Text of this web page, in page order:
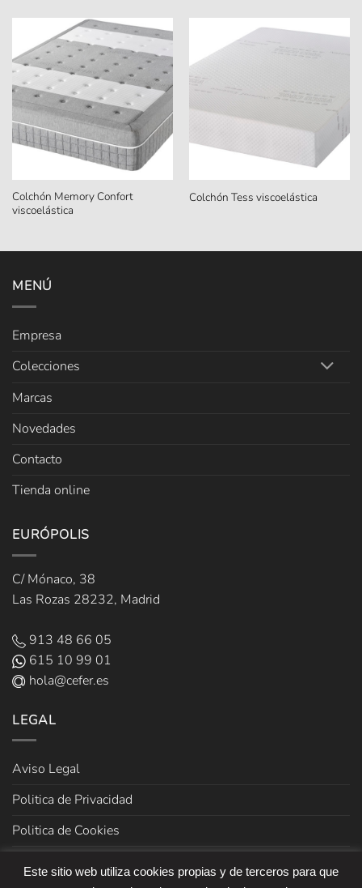
Colchón Memory Confort
viscoelástica
Colchón Tess viscoelástica
MENÚ
Empresa
Colecciones
Marcas
Novedades
Contacto
Tienda online
EURÓPOLIS
C/ Mónaco, 38
Las Rozas 28232, Madrid
913 48 66 05
615 10 99 01
hola@cefer.es
LEGAL
Aviso Legal
Politica de Privacidad
Politica de Cookies
Este sitio web utiliza cookies propias y de terceros para que